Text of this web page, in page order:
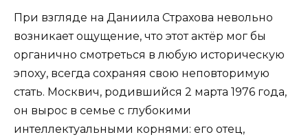
При взгляде на Даниила Страхова невольно
возникает ощущение, что этот актёр мог бы
органично смотреться в любую историческую
эпоху, всегда сохраняя свою неповторимую
стать. Москвич, родившийся 2 марта 1976 года,
он вырос в семье с глубокими
интеллектуальными корнями: его отец,